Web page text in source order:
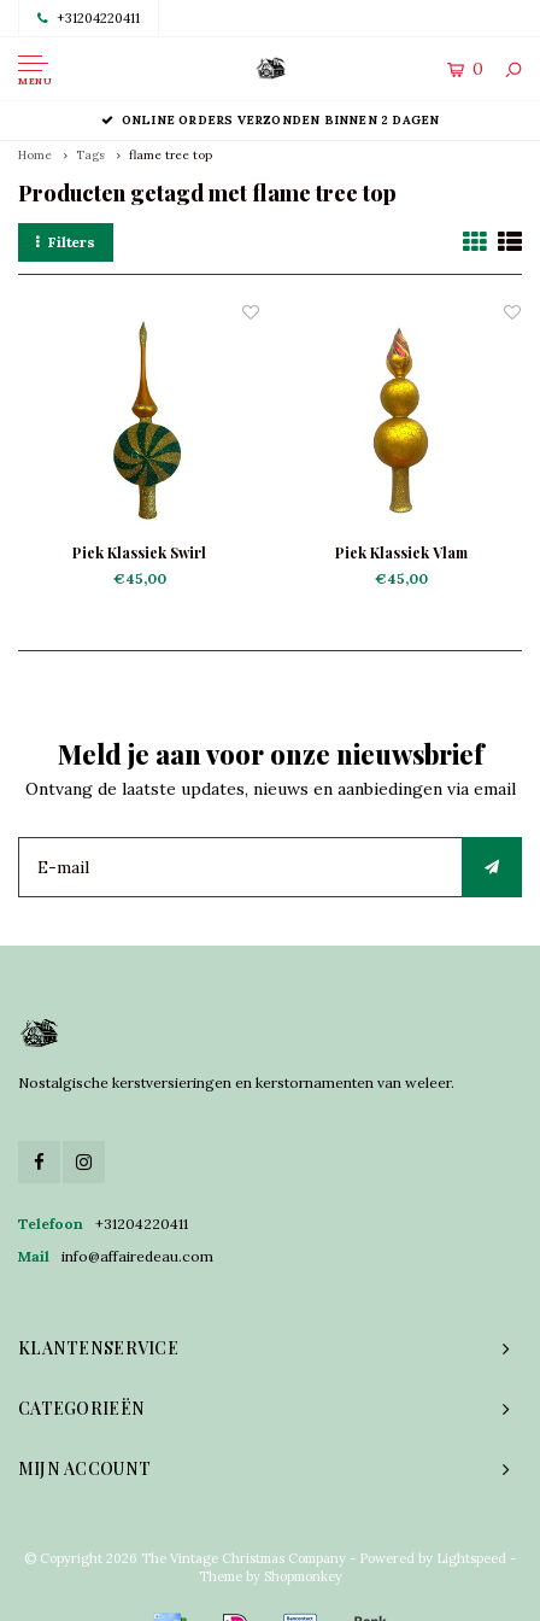
+31204220411
MENU
0
ONLINE ORDERS VERZONDEN BINNEN 2 DAGEN
Home Tags flame tree top
Producten getagd met flame tree top
Filters
Piek Klassiek Swirl
€45,00
Piek Klassiek Vlam
€45,00
Meld je aan voor onze nieuwsbrief
Ontvang de laatste updates, nieuws en aanbiedingen via email
Nostalgische kerstversieringen en kerstornamenten van weleer.
Telefoon
+31204220411
Mail
info@affairedeau.com
KLANTENSERVICE
CATEGORIEËN
MIJN ACCOUNT
© Copyright 2026 The Vintage Christmas Company - Powered by Lightspeed -
Theme by Shopmonkey